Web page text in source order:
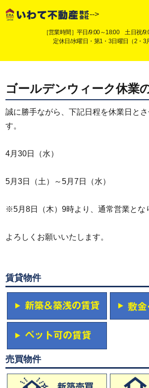
-->
［営業時間］平日/9:00～18:00 土日祝/
定休日/水曜日・第1・3日曜日（2・3
ゴールデンウィーク休業
誠に勝手ながら、下記日程を休業日と
す。
4月30日（水）
5月3日（土）～5月7日（水）
※5月8日（木）9時より、通常営業とな
よろしくお願いいたします。
賃貸物件
売買物件